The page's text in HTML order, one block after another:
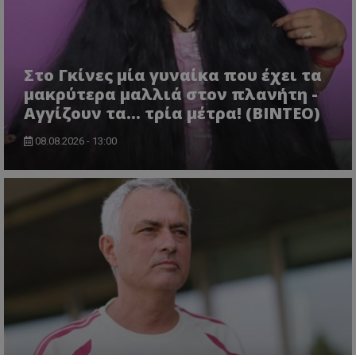
Στο Γκίνες μία γυναίκα που έχει τα
μακρύτερα μαλλιά στον πλανήτη -
Αγγίζουν τα... τρία μέτρα! (ΒΙΝΤΕΟ)
08.08.2026 - 13:00